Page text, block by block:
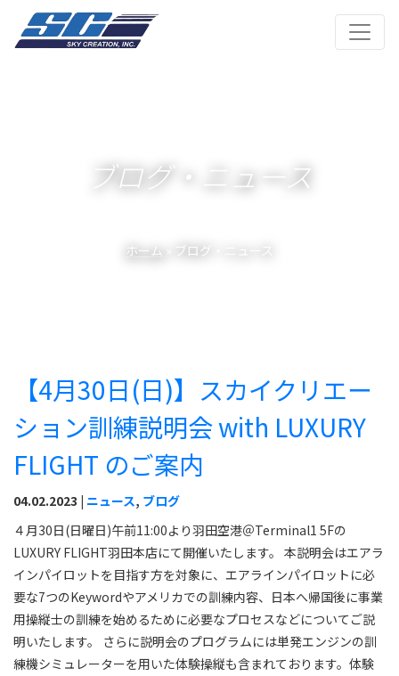
ブログ・ニュース
ホーム » ブログ・ニュース
【4月30日(日)】スカイクリエー
ション訓練説明会 with LUXURY
FLIGHT のご案内
04.02.2023 | ニュース, ブログ
４月30日(日曜日)午前11:00より羽田空港＠Terminal1 5Fの
LUXURY FLIGHT羽田本店にて開催いたします。 本説明会はエアラ
インパイロットを目指す方を対象に、エアラインパイロットに必
要な7つのKeywordやアメリカでの訓練内容、日本へ帰国後に事業
用操縦士の訓練を始めるために必要なプロセスなどについてご説
明いたします。 さらに説明会のプログラムには単発エンジンの訓
練機シミュレーターを用いた体験操縦も含まれております。体験